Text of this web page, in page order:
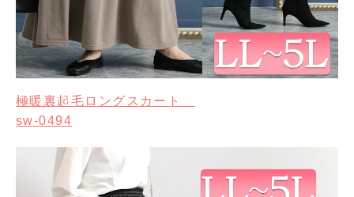
極暖裏起毛ロングスカート
sw-0494